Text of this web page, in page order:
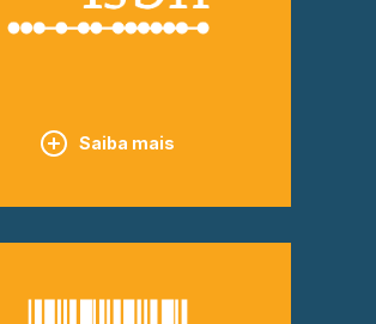
Saiba mais